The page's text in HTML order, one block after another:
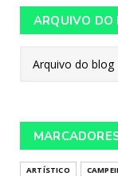
ARQUIVO DO
ARTÍSTICO